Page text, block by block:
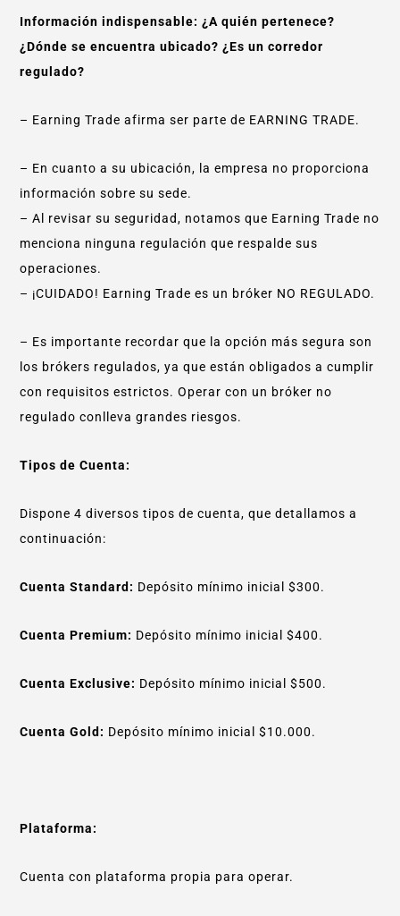
Información indispensable: ¿A quién pertenece?
¿Dónde se encuentra ubicado? ¿Es un corredor
regulado?
– Earning Trade afirma ser parte de EARNING TRADE.
– En cuanto a su ubicación, la empresa no proporciona
información sobre su sede.
– Al revisar su seguridad, notamos que Earning Trade no
menciona ninguna regulación que respalde sus
operaciones.
– ¡CUIDADO! Earning Trade es un bróker NO REGULADO.
– Es importante recordar que la opción más segura son
los brókers regulados, ya que están obligados a cumplir
con requisitos estrictos. Operar con un bróker no
regulado conlleva grandes riesgos.
Tipos de Cuenta:
Dispone 4 diversos tipos de cuenta, que detallamos a
continuación:
Cuenta Standard: Depósito mínimo inicial $300.
Cuenta Premium: Depósito mínimo inicial $400.
Cuenta Exclusive: Depósito mínimo inicial $500.
Cuenta Gold: Depósito mínimo inicial $10.000.
Plataforma:
Cuenta con plataforma propia para operar.